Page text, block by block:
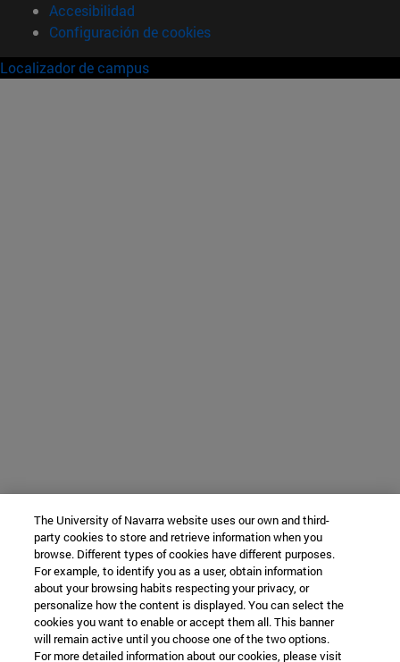
Accesibilidad
Configuración de cookies
Localizador de campus
The University of Navarra website uses our own and third-
party cookies to store and retrieve information when you
browse. Different types of cookies have different purposes.
For example, to identify you as a user, obtain information
about your browsing habits respecting your privacy, or
personalize how the content is displayed. You can select the
cookies you want to enable or accept them all. This banner
will remain active until you choose one of the two options.
For more detailed information about our cookies, please visit